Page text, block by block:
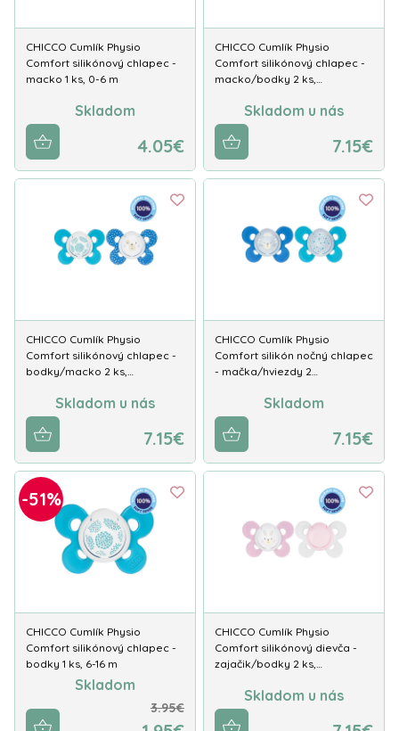
CHICCO Cumlík Physio
Comfort silikónový chlapec -
macko 1 ks, 0-6 m
Skladom
4.05€
CHICCO Cumlík Physio
Comfort silikónový chlapec -
macko/bodky 2 ks,…
Skladom u nás
7.15€
CHICCO Cumlík Physio
Comfort silikónový chlapec -
bodky/macko 2 ks,…
Skladom u nás
7.15€
CHICCO Cumlík Physio
Comfort silikón nočný chlapec
- mačka/hviezdy 2…
Skladom
7.15€
-51%
CHICCO Cumlík Physio
Comfort silikónový chlapec -
bodky 1 ks, 6-16 m
Skladom
3.95€
CHICCO Cumlík Physio
Comfort silikónový dievča -
zajačik/bodky 2 ks,…
Skladom u nás